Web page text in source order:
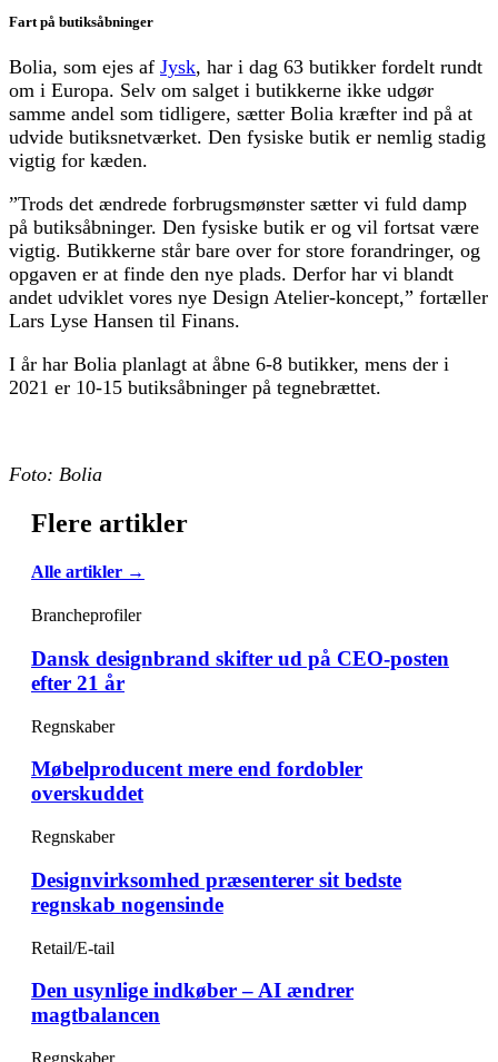
Fart på butiksåbninger
Bolia, som ejes af Jysk, har i dag 63 butikker fordelt rundt
om i Europa. Selv om salget i butikkerne ikke udgør
samme andel som tidligere, sætter Bolia kræfter ind på at
udvide butiksnetværket. Den fysiske butik er nemlig stadig
vigtig for kæden.
”Trods det ændrede forbrugsmønster sætter vi fuld damp
på butiksåbninger. Den fysiske butik er og vil fortsat være
vigtig. Butikkerne står bare over for store forandringer, og
opgaven er at finde den nye plads. Derfor har vi blandt
andet udviklet vores nye Design Atelier-koncept,” fortæller
Lars Lyse Hansen til Finans.
I år har Bolia planlagt at åbne 6-8 butikker, mens der i
2021 er 10-15 butiksåbninger på tegnebrættet.
Foto: Bolia
Flere artikler
Alle artikler →
Brancheprofiler
Dansk designbrand skifter ud på CEO-posten
efter 21 år
Regnskaber
Møbelproducent mere end fordobler
overskuddet
Regnskaber
Designvirksomhed præsenterer sit bedste
regnskab nogensinde
Retail/E-tail
Den usynlige indkøber – AI ændrer
magtbalancen
Regnskaber